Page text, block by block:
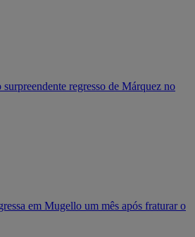
regresso de Márquez no
em Mugello um mês após fraturar o